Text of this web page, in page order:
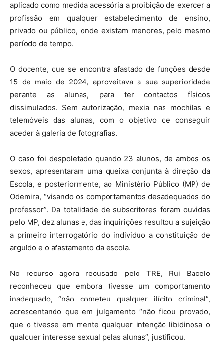
aplicado como medida acessória a proibição de exercer a
profissão em qualquer estabelecimento de ensino,
privado ou público, onde existam menores, pelo mesmo
período de tempo.
O docente, que se encontra afastado de funções desde
15 de maio de 2024, aproveitava a sua superioridade
perante as alunas, para ter contactos físicos
dissimulados. Sem autorização, mexia nas mochilas e
telemóveis das alunas, com o objetivo de conseguir
aceder à galeria de fotografias.
O caso foi despoletado quando 23 alunos, de ambos os
sexos, apresentaram uma queixa conjunta à direção da
Escola, e posteriormente, ao Ministério Público (MP) de
Odemira, “visando os comportamentos desadequados do
professor”. Da totalidade de subscritores foram ouvidas
pelo MP, dez alunas e, das inquirições resultou a sujeição
a primeiro interrogatório do individuo a constituição de
arguido e o afastamento da escola.
No recurso agora recusado pelo TRE, Rui Bacelo
reconheceu que embora tivesse um comportamento
inadequado, “não cometeu qualquer ilícito criminal”,
acrescentando que em julgamento “não ficou provado,
que o tivesse em mente qualquer intenção libidinosa o
qualquer interesse sexual pelas alunas”, justificou.